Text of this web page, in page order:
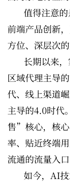
值得注意
前端产品创新
方位、深层次
长期以来
区域代理主导
代、线上渠道
主导的4.0时代
售”核心，核
率、贴近终端
流通的流量入
如今，AI